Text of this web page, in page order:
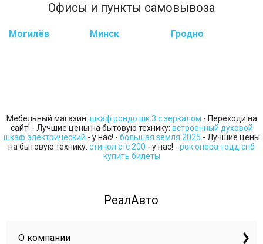
Офисы и пункты самовывоза
Могилёв Минск Гродно
Мебельный магазин: шкаф рондо шк 3 с зеркалом - Переходи на
сайт! - Лучшие цены на бытовую технику: встроенный духовой
шкаф электрический - у нас! - большая земля 2025 - Лучшие цены
на бытовую технику: стинол стс 200 - у нас! - рок опера тодд спб
купить билеты
РеалАвто
О компании